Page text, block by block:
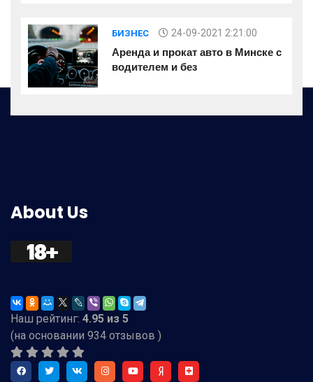
БИЗНЕС 24-09-2021 2:21:00
Аренда и прокат авто в Минске с
водителем и без
About Us
Наш рейтинг: 4.95 из 5
(на основании 934 отзывов )